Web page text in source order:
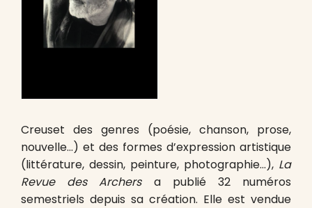
Creuset des genres (poésie, chanson, prose,
nouvelle…) et des formes d’expression artistique
(littérature, dessin, peinture, photographie…), La
Revue des Archersa publié 32 numéros
semestriels depuis sa création. Elle est vendue